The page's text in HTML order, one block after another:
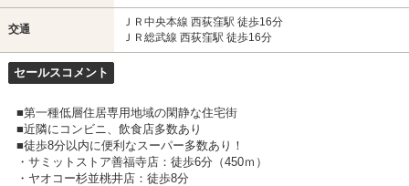
交通
ＪＲ中央本線 西荻窪駅 徒歩16分
ＪＲ総武線 西荻窪駅 徒歩16分
セールスコメント
■第一種低層住居専用地域の閑静な住宅街
■近隣にコンビニ、飲食店多数あり
■徒歩8分以内に便利なスーパー多数あり！
・サミットストア善福寺店：徒歩6分（450ｍ）
・ヤオコー杉並桃井店：徒歩8分